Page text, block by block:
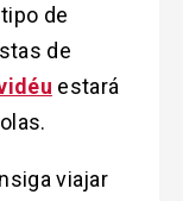
de
de
estará
viajar